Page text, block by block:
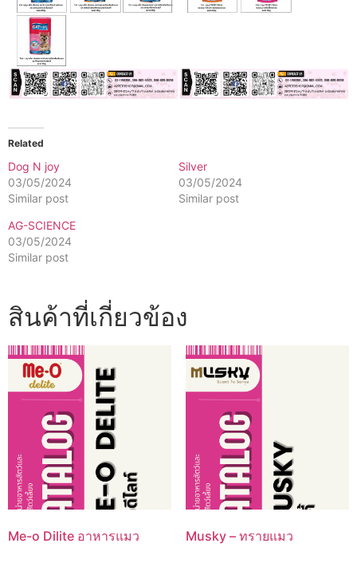
Related
Dog N joy
03/05/2024
Similar post
Silver
03/05/2024
Similar post
AG-SCIENCE
03/05/2024
Similar post
สินค้าที่เกี่ยวข้อง
Me-o Dilite อาหารแมว Musky – ทรายแมว